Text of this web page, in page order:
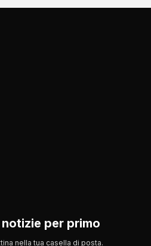
per primo
nella tua casella di posta.